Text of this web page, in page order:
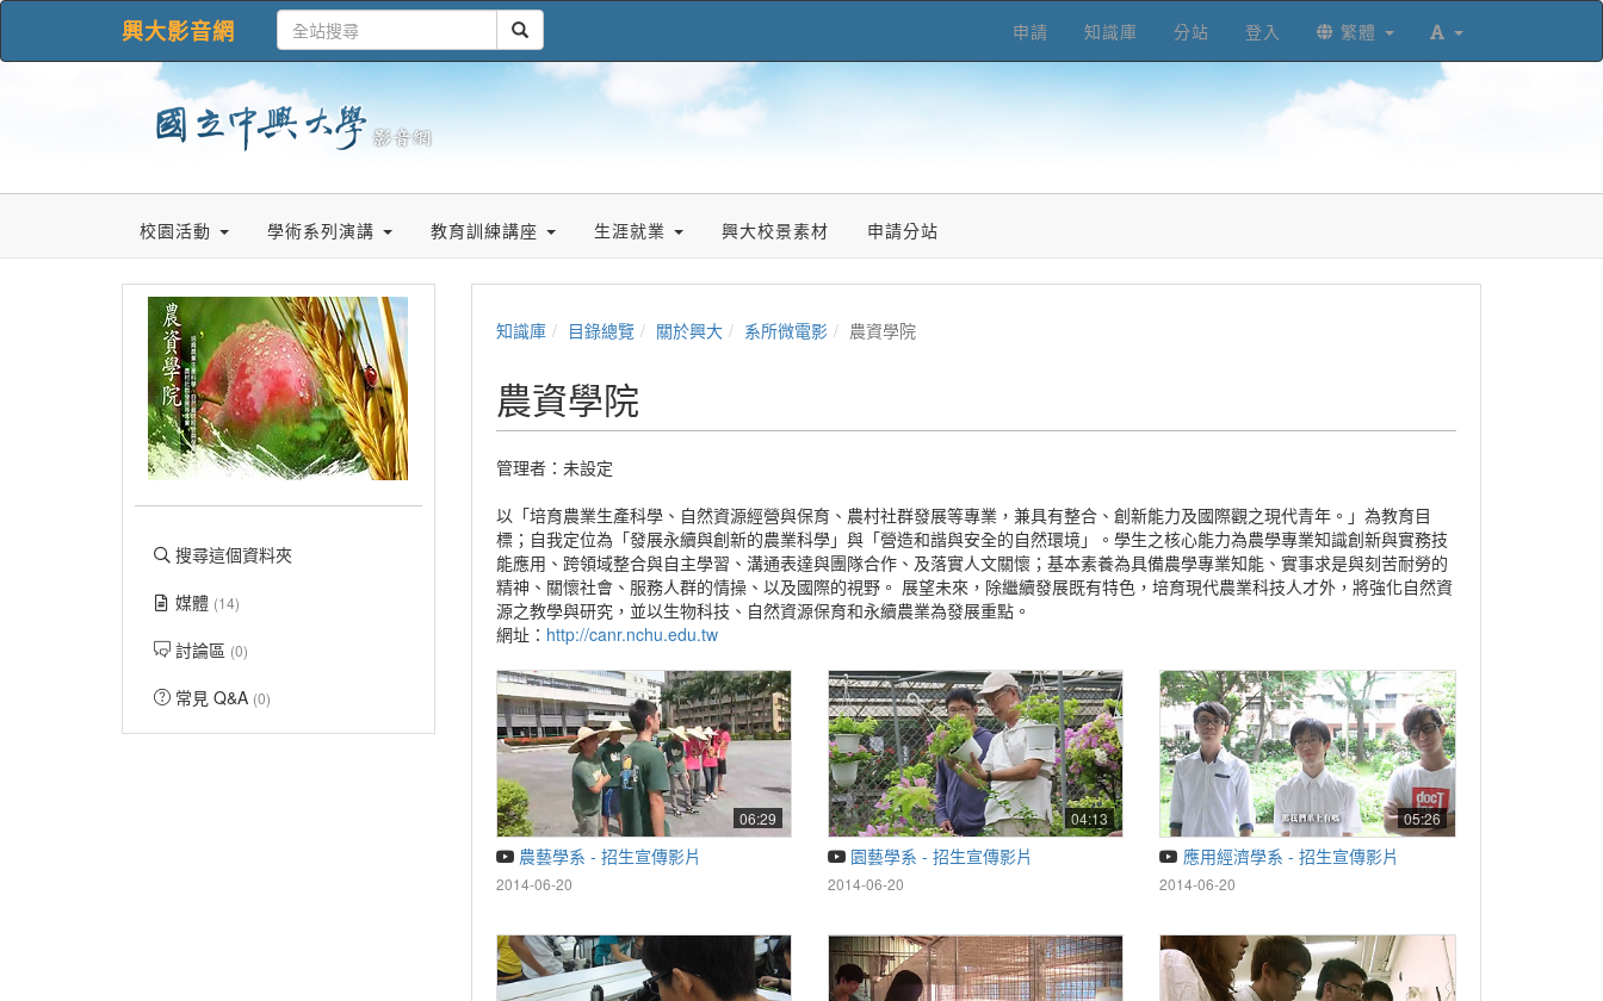
興大影音網 申請 知識庫 分站 登入 繁體
校園活動 學術系列演講 教育訓練講座 生涯就業 興大校景素材 申請分站
搜尋這個資料夾
媒體 (14)
討論區 (0)
常見 Q&A (0)
知識庫 目錄總覽 關於興大 系所微電影 農資學院
農資學院
管理者：未設定
以「培育農業生產科學、自然資源經營與保育、農村社群發展等專業，兼具有整合、創新能力及國際觀之現代青年。」為教育目
標；自我定位為「發展永續與創新的農業科學」與「營造和諧與安全的自然環境」。學生之核心能力為農學專業知識創新與實務技
能應用、跨領域整合與自主學習、溝通表達與團隊合作、及落實人文關懷；基本素養為具備農學專業知能、實事求是與刻苦耐勞的
精神、關懷社會、服務人群的情操、以及國際的視野。 展望未來，除繼續發展既有特色，培育現代農業科技人才外，將強化自然資
源之教學與研究，並以生物科技、自然資源保育和永續農業為發展重點。
網址： http://canr.nchu.edu.tw
06:29
農藝學系 - 招生宣傳影片
2014-06-20
04:13
園藝學系 - 招生宣傳影片
2014-06-20
05:26
應用經濟學系 - 招生宣傳影片
2014-06-20